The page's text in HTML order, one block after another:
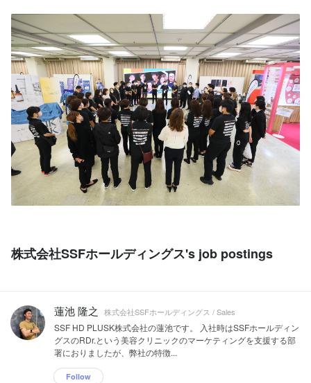
株式会社SSFホールディングス's job postings
蓮池 隆之 株式会社SSFホールディングス / Sales
SSF HD PLUSK株式会社の蓮池です。 入社時はSSFホールディン
グスのRDr.という美容クリニックのマーケティングを支援する部
署におりましたが、弊社の特徴...
Follow